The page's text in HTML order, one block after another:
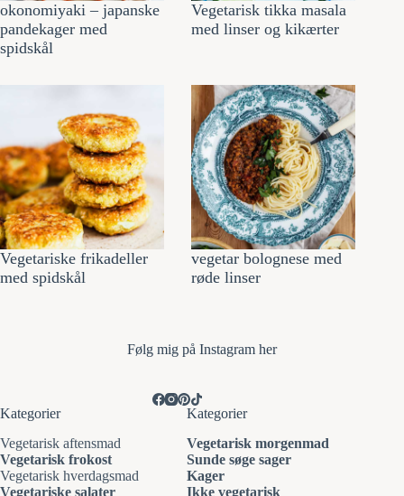
okonomiyaki – japanske
pandekager med
spidskål
Vegetarisk tikka masala
med linser og kikærter
Vegetariske frikadeller
med spidskål
vegetar bolognese med
røde linser
Følg mig på Instagram her